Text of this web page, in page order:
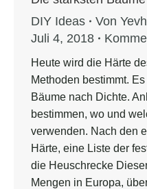
DIY Ideas
Von
Juli 4, 2018
Heute wird die Härte
Methoden bestimmt.
Bäume nach Dichte.
bestimmen, wo und
verwenden. Nach den
Härte, eine Liste der
die Heuschrecke
Mengen in Europa,